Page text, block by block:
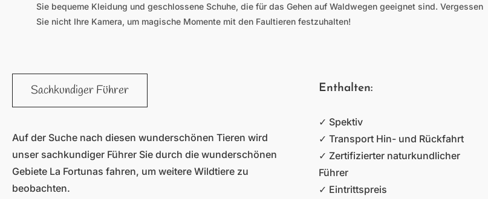
Sie bequeme Kleidung und geschlossene Schuhe, die für das Gehen auf Waldwegen geeignet sind. Vergessen
Sie nicht Ihre Kamera, um magische Momente mit den Faultieren festzuhalten!
Sachkundiger Führer
Auf der Suche nach diesen wunderschönen Tieren wird
unser sachkundiger Führer Sie durch die wunderschönen
Gebiete La Fortunas fahren, um weitere Wildtiere zu
beobachten.
Enthalten:
✓ Spektiv
✓ Transport Hin- und Rückfahrt
✓ Zertifizierter naturkundlicher
Führer
✓ Eintrittspreis